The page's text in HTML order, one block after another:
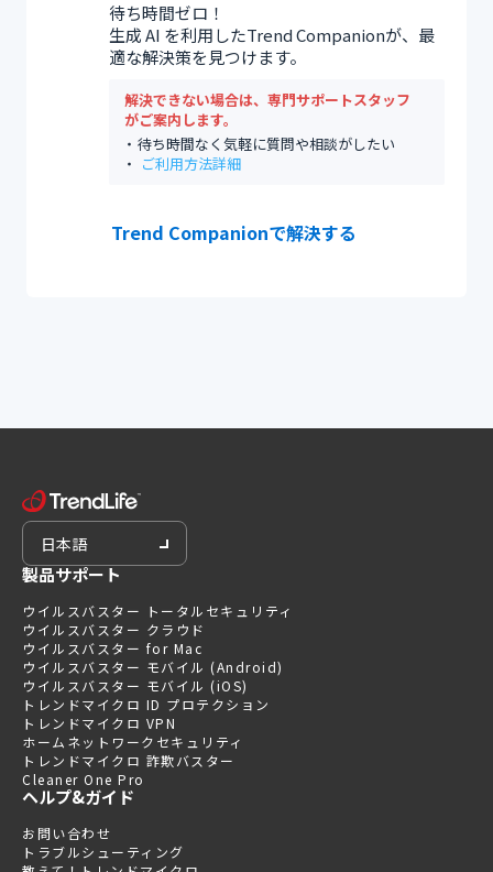
待ち時間ゼロ！
生成 AI を利用したTrend Companionが、最
適な解決策を見つけます。
解決できない場合は、専門サポートスタッフ
がご案内します。
待ち時間なく気軽に質問や相談がしたい
ご利用方法詳細
Trend Companionで解決する
日本語
製品サポート
ウイルスバスター トータルセキュリティ
ウイルスバスター クラウド
ウイルスバスター for Mac
ウイルスバスター モバイル (Android)
ウイルスバスター モバイル (iOS)
トレンドマイクロ ID プロテクション
トレンドマイクロ VPN
ホームネットワークセキュリティ
トレンドマイクロ 詐欺バスター
Cleaner One Pro
ヘルプ&ガイド
お問い合わせ
トラブルシューティング